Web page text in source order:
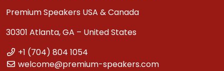
Premium Speakers USA & Canada
30301 Atlanta, GA – United States
+1 (704) 804 1054
welcome@premium-speakers.com